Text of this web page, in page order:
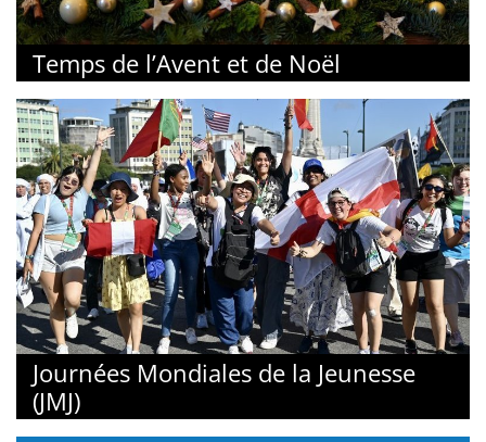
Temps de l’Avent et de Noël
Journées Mondiales de la Jeunesse
(JMJ)